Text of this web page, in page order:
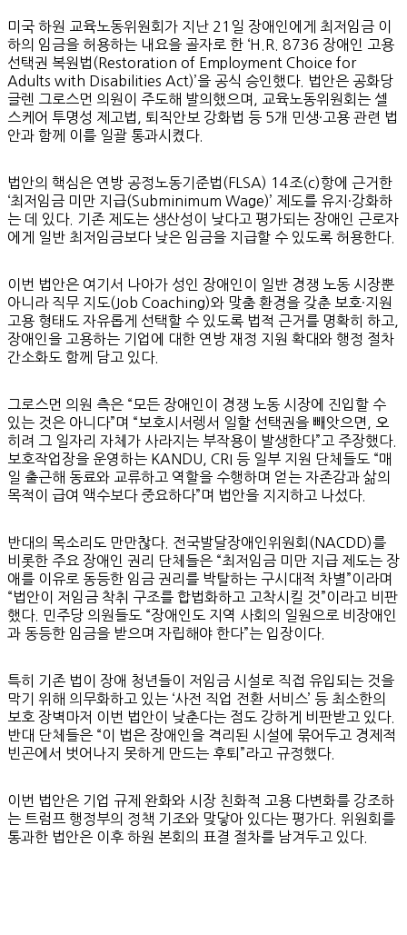
미국 하원 교육노동위원회가 지난 21일 장애인에게 최저임금 이
하의 임금을 허용하는 내요을 골자로 한 ‘H.R. 8736 장애인 고용
선택권 복원법(Restoration of Employment Choice for
Adults with Disabilities Act)’을 공식 승인했다. 법안은 공화당
글렌 그로스먼 의원이 주도해 발의했으며, 교육노동위원회는 셀
스케어 투명성 제고법, 퇴직안보 강화법 등 5개 민생·고용 관련 법
안과 함께 이를 일괄 통과시켰다.
법안의 핵심은 연방 공정노동기준법(FLSA) 14조(c)항에 근거한
‘최저임금 미만 지급(Subminimum Wage)’ 제도를 유지·강화하
는 데 있다. 기존 제도는 생산성이 낮다고 평가되는 장애인 근로자
에게 일반 최저임금보다 낮은 임금을 지급할 수 있도록 허용한다.
이번 법안은 여기서 나아가 성인 장애인이 일반 경쟁 노동 시장뿐
아니라 직무 지도(Job Coaching)와 맞춤 환경을 갖춘 보호·지원
고용 형태도 자유롭게 선택할 수 있도록 법적 근거를 명확히 하고,
장애인을 고용하는 기업에 대한 연방 재정 지원 확대와 행정 절차
간소화도 함께 담고 있다.
그로스먼 의원 측은 “모든 장애인이 경쟁 노동 시장에 진입할 수
있는 것은 아니다”며 “보호시서렝서 일할 선택권을 빼앗으면, 오
히려 그 일자리 자체가 사라지는 부작용이 발생한다”고 주장했다.
보호작업장을 운영하는 KANDU, CRI 등 일부 지원 단체들도 “매
일 출근해 동료와 교류하고 역할을 수행하며 얻는 자존감과 삶의
목적이 급여 액수보다 중요하다”며 법안을 지지하고 나섰다.
반대의 목소리도 만만찮다. 전국발달장애인위원회(NACDD)를
비롯한 주요 장애인 권리 단체들은 “최저임금 미만 지급 제도는 장
애를 이유로 동등한 임금 권리를 박탈하는 구시대적 차별”이라며
“법안이 저임금 착취 구조를 합법화하고 고착시킬 것”이라고 비판
했다. 민주당 의원들도 “장애인도 지역 사회의 일원으로 비장애인
과 동등한 임금을 받으며 자립해야 한다”는 입장이다.
특히 기존 법이 장애 청년들이 저임금 시설로 직접 유입되는 것을
막기 위해 의무화하고 있는 ‘사전 직업 전환 서비스’ 등 최소한의
보호 장벽마저 이번 법안이 낮춘다는 점도 강하게 비판받고 있다.
반대 단체들은 “이 법은 장애인을 격리된 시설에 묶어두고 경제적
빈곤에서 벗어나지 못하게 만드는 후퇴”라고 규정했다.
이번 법안은 기업 규제 완화와 시장 친화적 고용 다변화를 강조하
는 트럼프 행정부의 정책 기조와 맞닿아 있다는 평가다. 위원회를
통과한 법안은 이후 하원 본회의 표결 절차를 남겨두고 있다.